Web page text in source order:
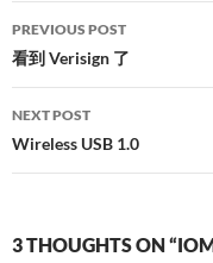
Post
navigation
PREVIOUS POST
看到 Verisign 了
NEXT POST
Wireless USB 1.0
3 THOUGHTS ON